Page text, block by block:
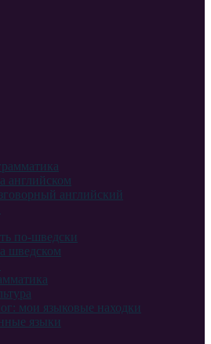
английском
английский
по-шведски
шведском
мои языковые находки
языки